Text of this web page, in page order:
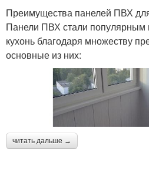
Преимущества панелей ПВХ
Панели ПВХ стали популярным
кухонь благодаря множеству
основные из них:
читать дальше →